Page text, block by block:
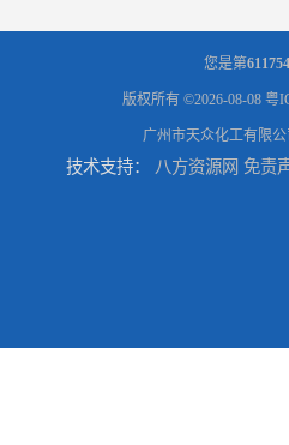
您是第611754
版权所有 ©2026-08-08 粤
广州市天众化工有限公
技术支持： 八方资源网 免责